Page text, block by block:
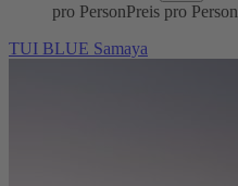
pro PersonPreis pro Person
TUI BLUE Samaya